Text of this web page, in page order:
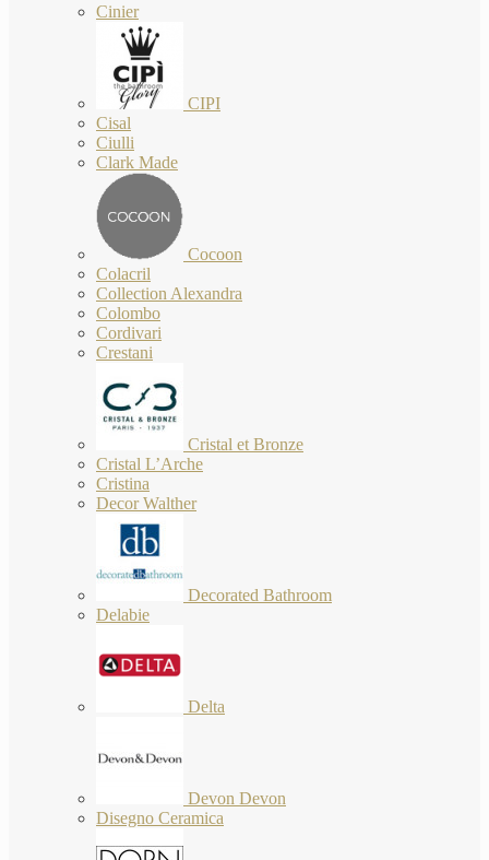
Cinier
CIPI
Cisal
Ciulli
Clark Made
Cocoon
Colacril
Collection Alexandra
Colombo
Cordivari
Crestani
Cristal et Bronze
Cristal L’Arche
Cristina
Decor Walther
Decorated Bathroom
Delabie
Delta
Devon Devon
Disegno Ceramica